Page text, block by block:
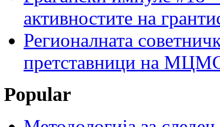
активностите на
Регионалната
претставници на МЦМС
Popular